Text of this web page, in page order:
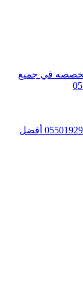
في جميع
العودة إلى "شركة تنظيف خزانات بالرياض – 0550192972 أفضل